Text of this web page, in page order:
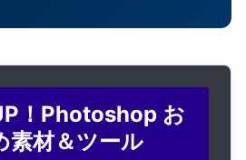
！Photoshop お
素材＆ツール